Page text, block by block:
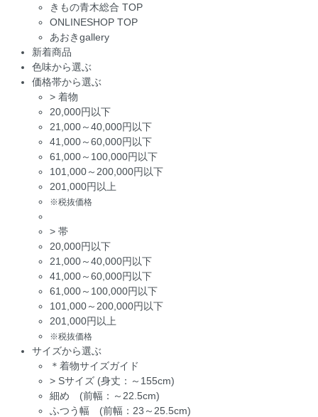
きもの青木総合 TOP
ONLINESHOP TOP
あおきgallery
新着商品
色味から選ぶ
価格帯から選ぶ
> 着物
20,000円以下
21,000～40,000円以下
41,000～60,000円以下
61,000～100,000円以下
101,000～200,000円以下
201,000円以上
※税抜価格
> 帯
20,000円以下
21,000～40,000円以下
41,000～60,000円以下
61,000～100,000円以下
101,000～200,000円以下
201,000円以上
※税抜価格
サイズから選ぶ
＊着物サイズガイド
> Sサイズ (身丈：～155cm)
細め (前幅：～22.5cm)
ふつう幅 (前幅：23～25.5cm)